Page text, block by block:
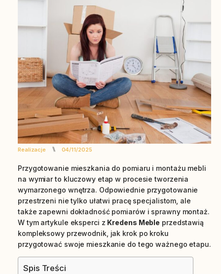
Realizacje ⑊ 04/11/2025
Przygotowanie mieszkania do pomiaru i montażu mebli
na wymiar to kluczowy etap w procesie tworzenia
wymarzonego wnętrza. Odpowiednie przygotowanie
przestrzeni nie tylko ułatwi pracę specjalistom, ale
także zapewni dokładność pomiarów i sprawny montaż.
W tym artykule eksperci z Kredens Meble przedstawią
kompleksowy przewodnik, jak krok po kroku
przygotować swoje mieszkanie do tego ważnego etapu.
Spis Treści